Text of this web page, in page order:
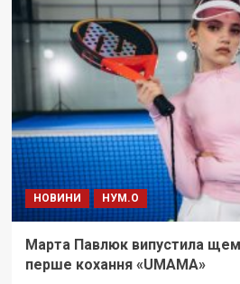
НОВИНИ НУМ.О
Марта Павлюк випустила
перше кохання «UМАМА»